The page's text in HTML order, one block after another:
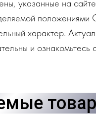
указанные на
характер.
и